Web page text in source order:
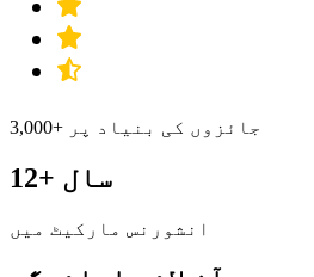
3,000+ جائزوں کی بنیاد پر
12+ سال
انشورنس مارکیٹ میں